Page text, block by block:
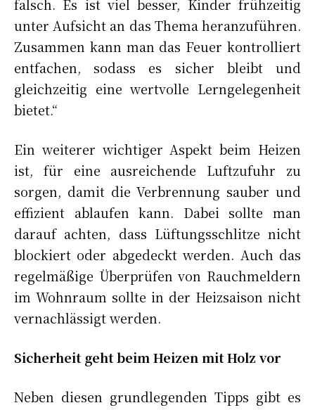
falsch. Es ist viel besser, Kinder frühzeitig
unter Aufsicht an das Thema heranzuführen.
Zusammen kann man das Feuer kontrolliert
entfachen, sodass es sicher bleibt und
gleichzeitig eine wertvolle Lerngelegenheit
bietet.“
Ein weiterer wichtiger Aspekt beim Heizen
ist, für eine ausreichende Luftzufuhr zu
sorgen, damit die Verbrennung sauber und
effizient ablaufen kann. Dabei sollte man
darauf achten, dass Lüftungsschlitze nicht
blockiert oder abgedeckt werden. Auch das
regelmäßige Überprüfen von Rauchmeldern
im Wohnraum sollte in der Heizsaison nicht
vernachlässigt werden.
Sicherheit geht beim Heizen mit Holz vor
Neben diesen grundlegenden Tipps gibt es